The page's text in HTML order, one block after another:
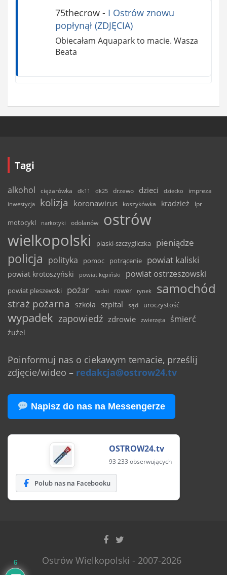
75thecrow- I Ostrów znowu
popłynął (ZDJĘCIA)
Obiecałam Aquapark to macie. Wasza
Beata
Tagi
alkohol ciężarówka dk11 dk25 drzewo dzieci dziecko
impreza
inwestycja
kolizja koronawirus koszykówka kradzież lpr
motocykl narkotyki odolanów
ostrów
wielkopolski
piaski-szczygliczka pieniądze
policja polityka pomoc potrącenie powiat kaliski
powiat krotoszyński powiat kępiński powiat ostrzeszowski
powiat pleszewski pożar radni rower rynek samochód
straż pożarna szkoła szpital sąd uroczystość
wypadek zapowiedź zdrowie zwierzęta śmierć
żużel
Poinformuj nas o ciekawym temacie, prześlij
zdjęcie/wideo – redakcja@ostrow24.tv
Napisz do nas na Messengerze
OSTROW24.tv
93 233 obserwujących
Polub nas na Facebooku
Ostrów Wielkopolski - 2007-2026
6